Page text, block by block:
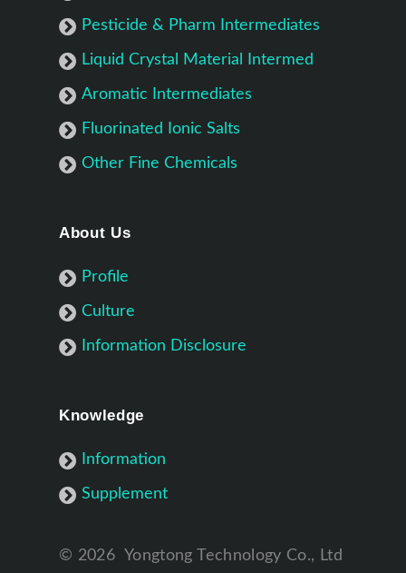
Pesticide & Pharm Intermediates
Liquid Crystal Material Intermed
Aromatic Intermediates
Fluorinated Ionic Salts
Other Fine Chemicals
About Us
Profile
Culture
Information Disclosure
Knowledge
Information
Supplement
© 2026 Yongtong Technology Co., Ltd